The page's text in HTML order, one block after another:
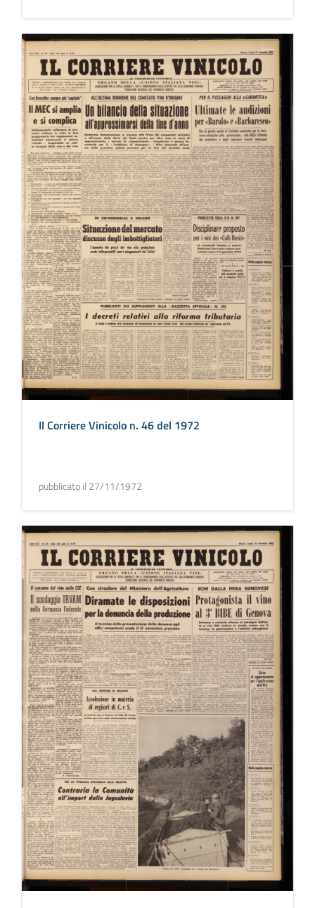
Il Corriere Vinicolo n. 46 del 1972
pubblicato il 27/11/1972